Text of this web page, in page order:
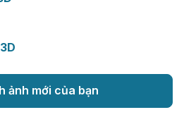
ảnh mới của bạn